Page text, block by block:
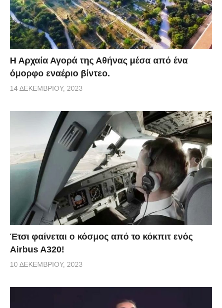
Η Αρχαία Αγορά της Αθήνας μέσα από ένα
όμορφο εναέριο βίντεο.
14 ΔΕΚΕΜΒΡΊΟΥ, 2023
Έτσι φαίνεται ο κόσμος από το κόκπιτ ενός
Airbus A320!
10 ΔΕΚΕΜΒΡΊΟΥ, 2023